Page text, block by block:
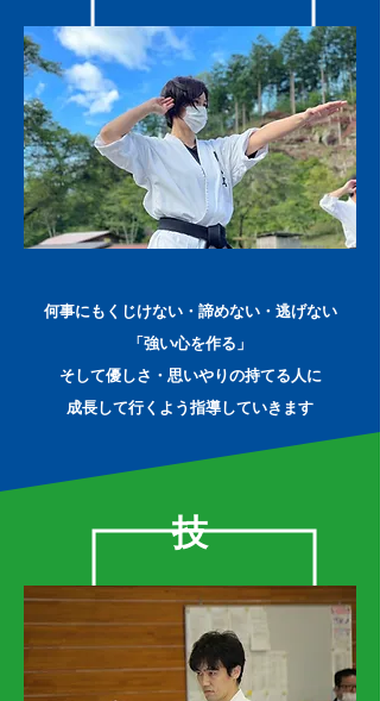
何事にもくじけない・諦めない・逃げない
「強い心を作る」
そして優しさ・思いやりの持てる人に
成長して行くよう​指導していきます
技